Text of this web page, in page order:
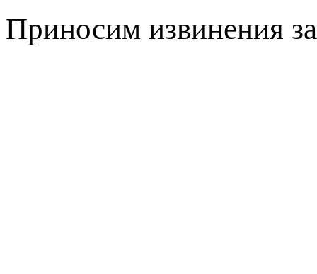
Приносим извинения